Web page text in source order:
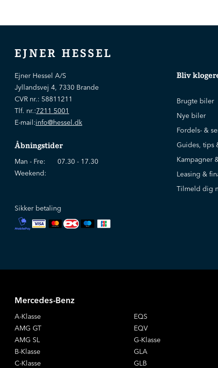
EJNER HESSEL
Ejner Hessel A/S
Jyllandsvej 4, 7330 Brande
CVR nr.: 58811211
Tlf. nr.:7211 5001
E-mail:info@hessel.dk
Åbningstider
Man - Fre:
07.30 - 17.30
Weekend:
Sikker betaling
Bliv
Brugte biler
Nye biler
Fordels- &
Guides, tips
Kampagner
Leasing &
Tilmeld dig
Mercedes-Benz
A-Klasse
AMG GT
AMG SL
B-Klasse
C-Klasse
EQS
EQV
G-Klasse
GLA
GLB